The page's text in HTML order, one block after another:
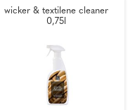
wicker & textilene cleaner
0,75l